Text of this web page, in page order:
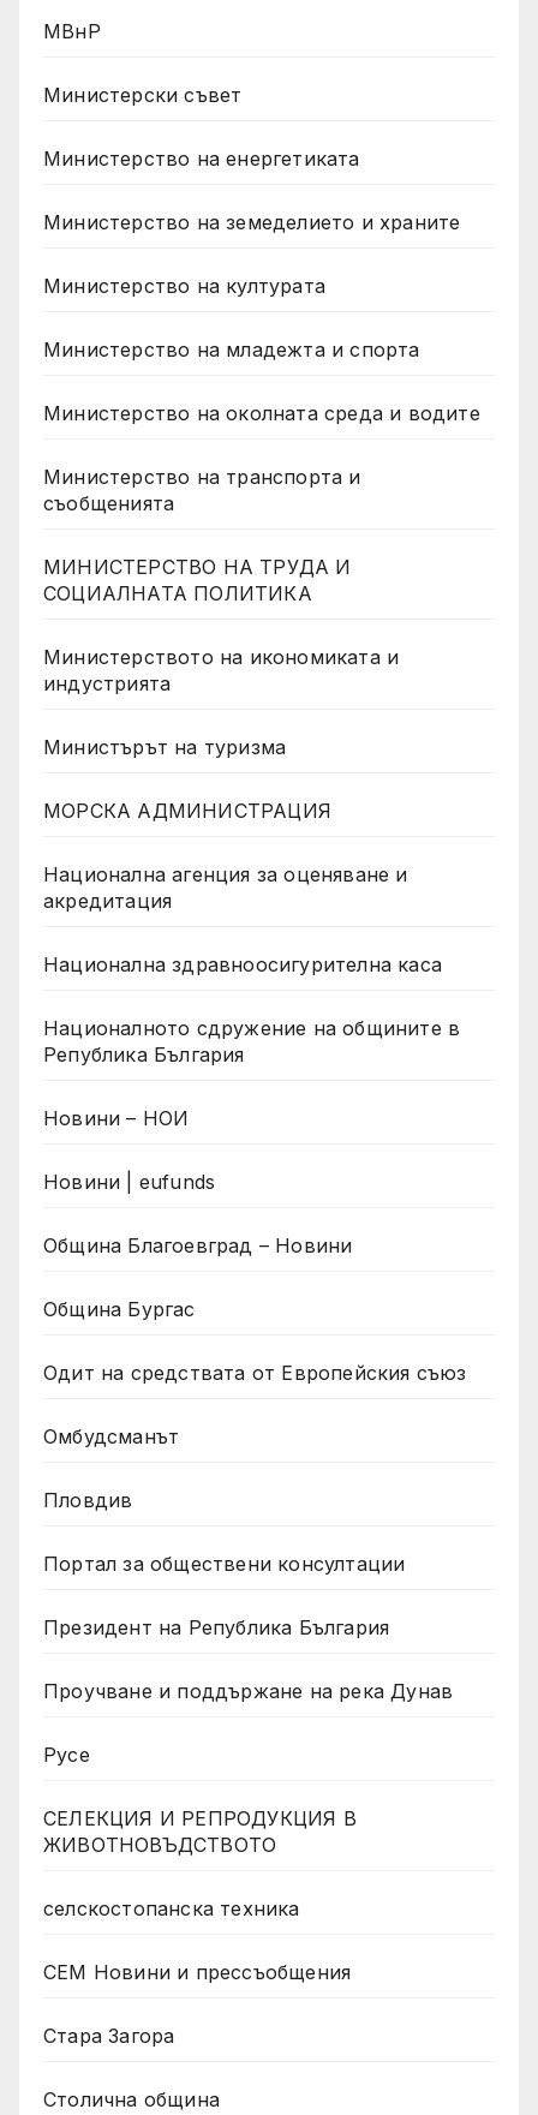
МВнР
Министерски съвет
Министерство на енергетиката
Министерство на земеделието и храните
Министерство на културата
Министерство на младежта и спорта
Министерство на околната среда и водите
Министерство на транспорта и
съобщенията
МИНИСТЕРСТВО НА ТРУДА И
СОЦИАЛНАТА ПОЛИТИКА
Министерството на икономиката и
индустрията
Министърът на туризма
МОРСКА АДМИНИСТРАЦИЯ
Национална агенция за оценяване и
акредитация
Национална здравноосигурителна каса
Националното сдружение на общините в
Република България
Новини – НОИ
Новини | eufunds
Община Благоевград – Новини
Община Бургас
Одит на средствата от Европейския съюз
Омбудсманът
Пловдив
Портал за обществени консултации
Президент на Република България
Проучване и поддържане на река Дунав
Русе
СЕЛЕКЦИЯ И РЕПРОДУКЦИЯ В
ЖИВОТНОВЪДСТВОТО
селскостопанска техника
СЕМ Новини и прессъобщения
Стара Загора
Столична община